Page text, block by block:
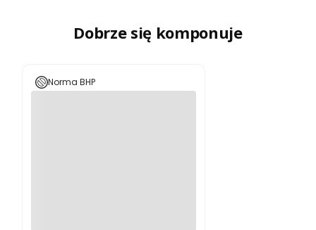
Dobrze się komponuje